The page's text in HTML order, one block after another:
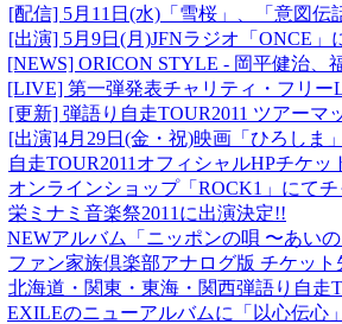
[配信] 5月11日(水)「雪桜」、「意図伝
[出演] 5月9日(月)JFNラジオ「ONCE」
[NEWS] ORICON STYLE - 岡平健治、
[LIVE] 第一弾発表チャリティ・フリ
[更新] 弾語り自走TOUR2011 ツアーマ
[出演]4月29日(金・祝)映画「ひろしま
自走TOUR2011オフィシャルHPチケ
オンラインショップ「ROCK1」にて
栄ミナミ音楽祭2011に出演決定!!
NEWアルバム「ニッポンの唄 〜あい
ファン家族倶楽部アナログ版 チケッ
北海道・関東・東海・関西弾語り自走
EXILEのニューアルバムに「以心伝心